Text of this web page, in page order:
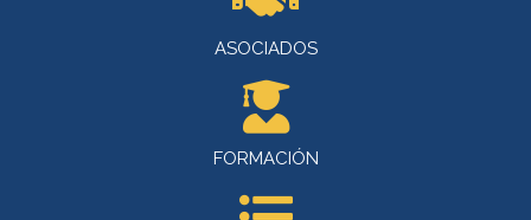
ASOCIADOS
FORMACIÓN